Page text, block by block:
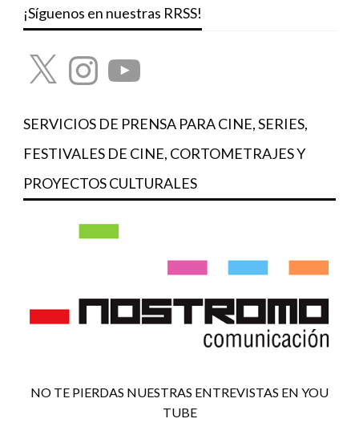
¡Síguenos en nuestras RRSS!
X InstagramYouTube
SERVICIOS DE PRENSA PARA CINE, SERIES,
FESTIVALES DE CINE, CORTOMETRAJES Y
PROYECTOS CULTURALES
NO TE PIERDAS NUESTRAS ENTREVISTAS EN YOU
TUBE